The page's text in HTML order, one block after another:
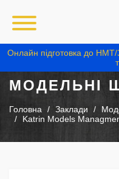
Онлайн підготовка до НМТ/
МОДЕЛЬНІ
Головна Заклади
Katrin Models